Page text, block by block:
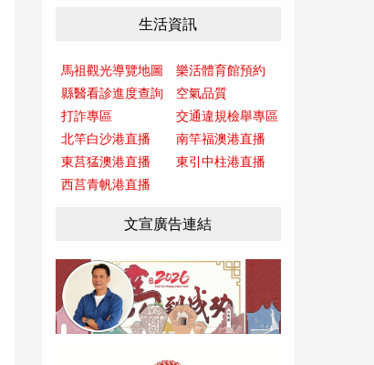
生活資訊
馬祖觀光導覽地圖
樂活體育館預約
縣醫看診進度查詢
空氣品質
打詐專區
交通違規檢舉專區
北竿白沙港直播
南竿福澳港直播
東莒猛澳港直播
東引中柱港直播
西莒青帆港直播
文宣廣告連結